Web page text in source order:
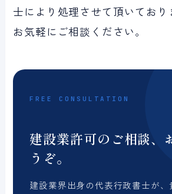
士により処理させて頂いており
お気軽にご相談ください。
FREE CONSULTATION
建設業許可のご相談、
うぞ。
建設業界出身の代表行政書士が、